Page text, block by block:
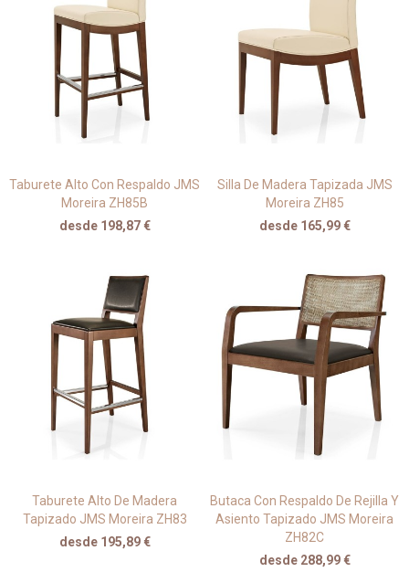
Taburete Alto Con Respaldo JMS
Moreira ZH85B
desde 198,87 €
Silla De Madera Tapizada JMS
Moreira ZH85
desde 165,99 €
Taburete Alto De Madera
Tapizado JMS Moreira ZH83
desde 195,89 €
Butaca Con Respaldo De Rejilla Y
Asiento Tapizado JMS Moreira
ZH82C
desde 288,99 €